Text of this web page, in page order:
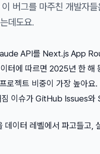
버그를 마주친 개발자
데도요.
API를 Next.js App
터에 따르면 2025년 한
로젝트 비중이 가장 높아
이슈가 GitHub Issues와
데이터 레벨에서 파고들고,